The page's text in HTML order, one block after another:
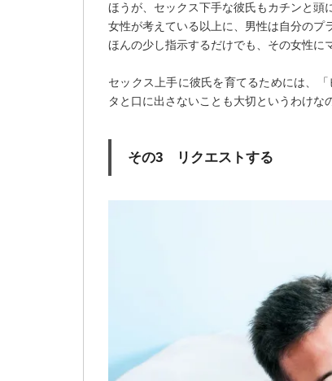
ほうが、セックス下手な彼氏もカチンと頭
女性が考えている以上に、男性は自分のプ
ほんの少し指示するだけでも、その女性に
セックス上手に彼氏を育てるためには、
タと口に出さないことも大切というわけな
その3 リクエストする